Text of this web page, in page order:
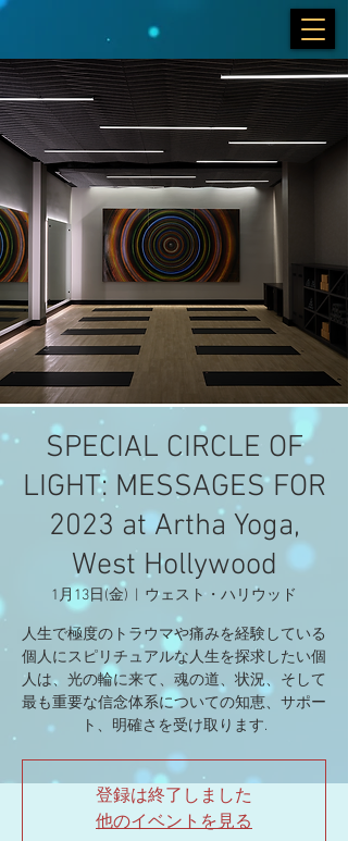
SPECIAL CIRCLE OF
LIGHT: MESSAGES FOR
2023 at Artha Yoga,
West Hollywood
1月13日(金) ウェスト・ハリウッド
人生で極度のトラウマや痛みを経験している
個人にスピリチュアルな人生を探求したい個
人は、光の輪に来て、魂の道、状況、そして
最も重要な信念体系についての知恵、サポー
ト、明確さを受け取ります.
登録は終了しました
他のイベントを見る